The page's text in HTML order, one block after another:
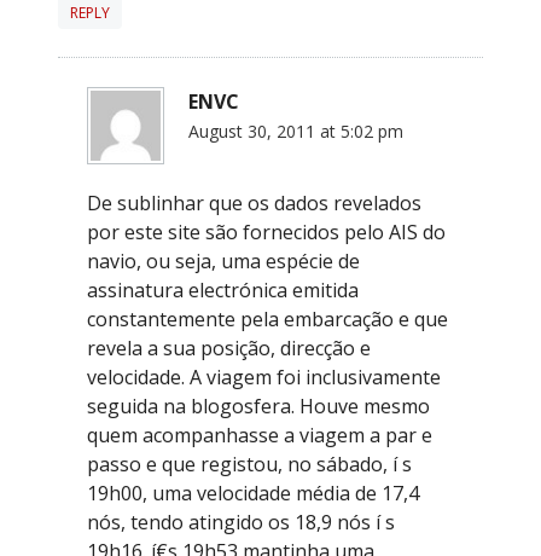
REPLY
ENVC
August 30, 2011 at 5:02 pm
De sublinhar que os dados revelados
por este site são fornecidos pelo AIS do
navio, ou seja, uma espécie de
assinatura electrónica emitida
constantemente pela embarcação e que
revela a sua posição, direcção e
velocidade. A viagem foi inclusivamente
seguida na blogosfera. Houve mesmo
quem acompanhasse a viagem a par e
passo e que registou, no sábado, í s
19h00, uma velocidade média de 17,4
nós, tendo atingido os 18,9 nós í s